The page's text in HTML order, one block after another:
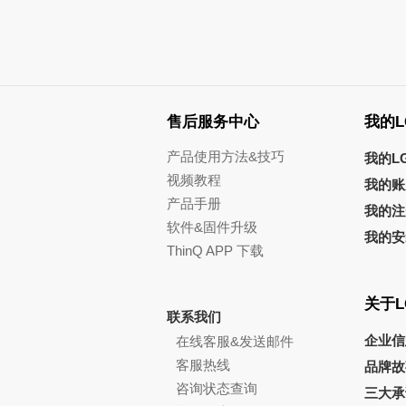
售后服务中心
产品使用方法&技巧
视频教程
产品手册
软件&固件升级
ThinQ APP 下载
联系我们
在线客服&发送邮件
客服热线
咨询状态查询
我的
我的
我的
我的
我的
关于
企业
品牌
三大